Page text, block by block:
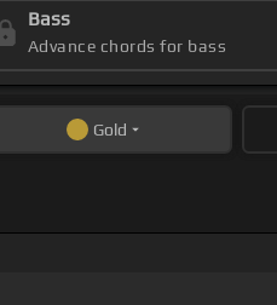
Bass
Advance chords for bass
Gold